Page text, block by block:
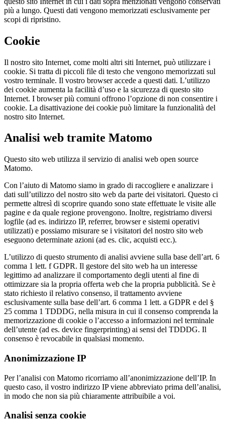
più a lungo. Questi dati vengono memorizzati esclusivamente per
scopi di ripristino.
Cookie
Il nostro sito Internet, come molti altri siti Internet, può utilizzare i
cookie. Si tratta di piccoli file di testo che vengono memorizzati sul
vostro terminale. Il vostro browser accede a questi dati. L’utilizzo
dei cookie aumenta la facilità d’uso e la sicurezza di questo sito
Internet. I browser più comuni offrono l’opzione di non consentire i
cookie. La disattivazione dei cookie può limitare la funzionalità del
nostro sito Internet.
Analisi web tramite Matomo
Questo sito web utilizza il servizio di analisi web open source
Matomo.
Con l’aiuto di Matomo siamo in grado di raccogliere e analizzare i
dati sull’utilizzo del nostro sito web da parte dei visitatori. Questo ci
permette altresì di scoprire quando sono state effettuate le visite alle
pagine e da quale regione provengono. Inoltre, registriamo diversi
logfile (ad es. indirizzo IP, referrer, browser e sistemi operativi
utilizzati) e possiamo misurare se i visitatori del nostro sito web
eseguono determinate azioni (ad es. clic, acquisti ecc.).
L’utilizzo di questo strumento di analisi avviene sulla base dell’art. 6
comma 1 lett. f GDPR. Il gestore del sito web ha un interesse
legittimo ad analizzare il comportamento degli utenti al fine di
ottimizzare sia la propria offerta web che la propria pubblicità. Se è
stato richiesto il relativo consenso, il trattamento avviene
esclusivamente sulla base dell’art. 6 comma 1 lett. a GDPR e del §
25 comma 1 TDDDG, nella misura in cui il consenso comprenda la
memorizzazione di cookie o l’accesso a informazioni nel terminale
dell’utente (ad es. device fingerprinting) ai sensi del TDDDG. Il
consenso è revocabile in qualsiasi momento.
Anonimizzazione IP
Per l’analisi con Matomo ricorriamo all’anonimizzazione dell’IP. In
questo caso, il vostro indirizzo IP viene abbreviato prima dell’analisi,
in modo che non sia più chiaramente attribuibile a voi.
Analisi senza cookie